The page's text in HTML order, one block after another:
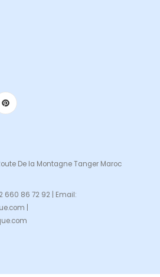
De la Montagne Tanger Maroc
660 86 72 92 | Email:
|